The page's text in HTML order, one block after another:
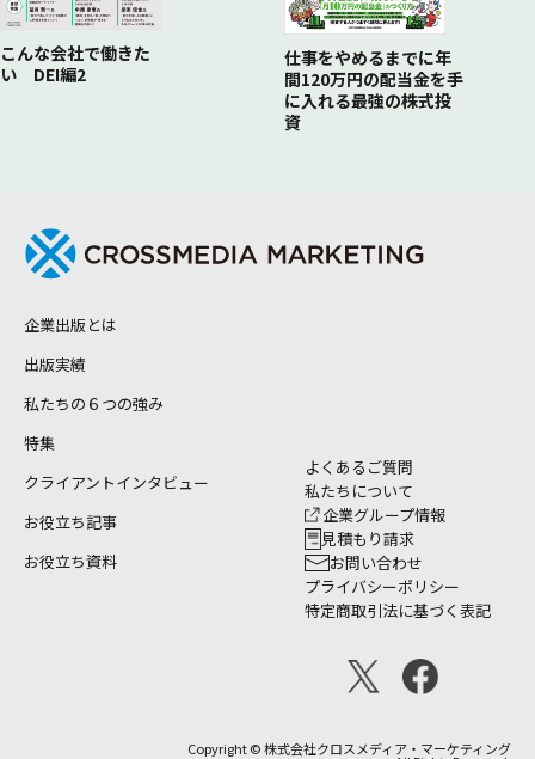
こんな会社で働きた
い DEI編2
仕事をやめるまでに年
間120万円の配当金を手
に入れる最強の株式投
資
企業出版とは
出版実績
私たちの６つの強み
特集
クライアントインタビュー
お役立ち記事
お役立ち資料
よくあるご質問
私たちについて
企業グループ情報
見積もり請求
お問い合わせ
プライバシーポリシー
特定商取引法に基づく表記
Copyright © 株式会社クロスメディア・マーケティング